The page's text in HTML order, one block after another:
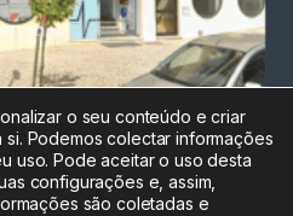
a rede fixa
212
o seu conteúdo e criar
Podemos colectar informações
uso. Pode aceitar o uso desta
configurações e, assim,
são coletadas e